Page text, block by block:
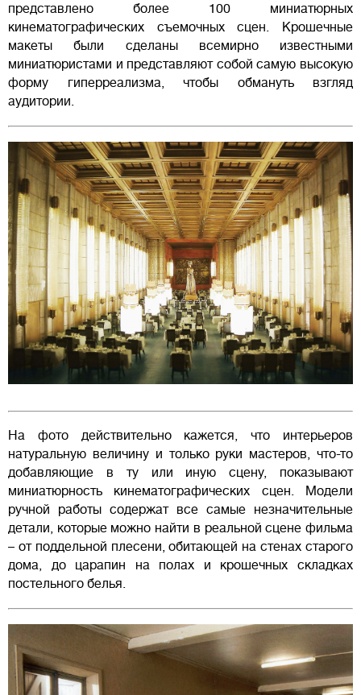
представлено более 100 миниатюрных
кинематографических съемочных сцен. Крошечные
макеты были сделаны всемирно известными
миниатюристами и представляют собой самую высокую
форму гиперреализма, чтобы обмануть взгляд
аудитории.
На фото действительно кажется, что интерьеров
натуральную величину и только руки мастеров, что-то
добавляющие в ту или иную сцену, показывают
миниатюрность кинематографических сцен. Модели
ручной работы содержат все самые незначительные
детали, которые можно найти в реальной сцене фильма
– от поддельной плесени, обитающей на стенах старого
дома, до царапин на полах и крошечных складках
постельного белья.